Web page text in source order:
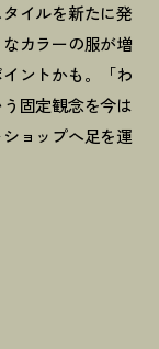
イルを新たに発
カラーの服が増
ントかも。「わ
固定観念を今は
ョップへ足を運